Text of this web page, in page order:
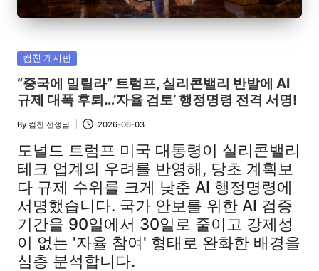
는
곳
Posted
in
컴친 게시판
“중국에 밀릴라” 트럼프, 실리콘밸리 반발에 AI
규제 대폭 후퇴…’자율 검토’ 행정명령 전격 서명!
Posted
by
By 컴친 선생님 2026-06-03
도널드 트럼프 미국 대통령이 실리콘밸리
테크 업계의 우려를 반영해, 당초 계획보
다 규제 수위를 크게 낮춘 AI 행정명령에
서명했습니다. 국가 안보를 위한 AI 검증
기간을 90일에서 30일로 줄이고 강제성
이 없는 '자율 참여' 형태로 완화한 배경을
심층 분석합니다.